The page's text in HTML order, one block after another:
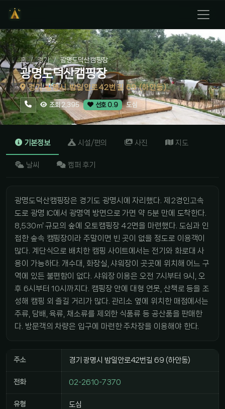
홈 경기 광명도덕산캠핑장
광명도덕산캠핑장
경기 광명시 밤일안로42번길 69 (하안동)
조회 2,395 선호 0.9 도심
기본정보 시설/편의 사진 지도
날씨 캠퍼 후기
광명도덕산캠핑장은 경기도 광명시에 자리했다. 제2경인고속
도로 광명 IC에서 광명역 방면으로 가면 약 5분 만에 도착한다.
8,530㎡ 규모의 숲에 오토캠핑장 42면을 마련했다. 도심과 인
접한 숲속 캠핑장이라 주말이면 빈 곳이 없을 정도로 이용객이
많다. 계단식으로 배치한 캠핑 사이트에서는 전기와 화로대 사
용이 가능하다. 개수대, 화장실, 샤워장이 곳곳에 위치해 어느 구
역에 있든 불편함이 없다. 샤워장 이용은 오전 7시부터 9시, 오
후 6시부터 10시까지다. 캠핑장 안에 대형 연못, 산책로 등을 조
성해 캠핑 외 즐길 거리가 많다. 관리소 옆에 위치한 매점에서는
주류, 담배, 육류, 채소류를 제외한 식품류 등 공산품을 판매한
다. 방문객의 차량은 입구에 마련한 주차장을 이용해야 한다.
주소 경기 광명시 밤일안로42번길 69 (하안동)
전화 02-2610-7370
유형 도심